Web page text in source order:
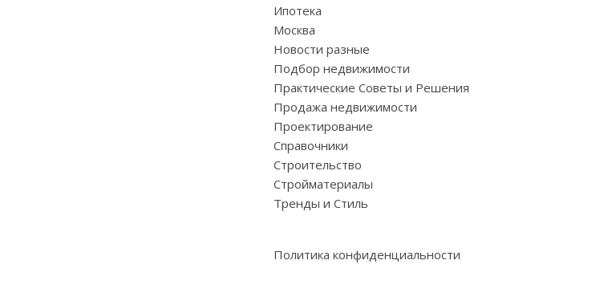
Ипотека
Москва
Новости разные
Подбор недвижимости
Практические Советы и Решения
Продажа недвижимости
Проектирование
Справочники
Строительство
Стройматериалы
Тренды и Стиль
Политика конфиденциальности